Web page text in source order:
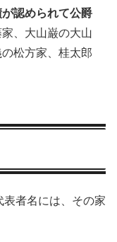
認められて公爵
、大山巌の大山
松方家、桂太郎
者名には、その家